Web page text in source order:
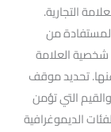
التجارية.
من
شخصية العلامة
تحديد موقف
التي تؤمن
الديموغرافية